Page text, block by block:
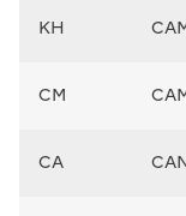
KH
CM
CA